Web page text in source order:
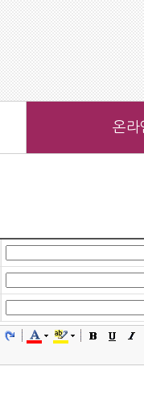
온라